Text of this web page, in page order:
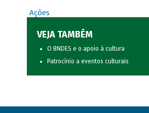
Ações
VEJA TAMBÉM
O BNDES e o apoio à cultura
Patrocínio a eventos culturais